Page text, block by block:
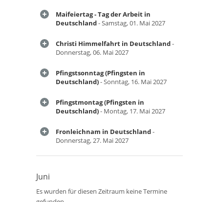
Maifeiertag - Tag der Arbeit in
Deutschland- Samstag, 01. Mai 2027
Christi Himmelfahrt in Deutschland-
Donnerstag, 06. Mai 2027
Pfingstsonntag (Pfingsten in
Deutschland)- Sonntag, 16. Mai 2027
Pfingstmontag (Pfingsten in
Deutschland)- Montag, 17. Mai 2027
Fronleichnam in Deutschland-
Donnerstag, 27. Mai 2027
Juni
Es wurden für diesen Zeitraum keine Termine